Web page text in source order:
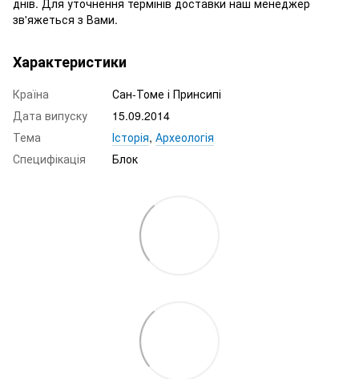
зв'яжеться з Вами.
Характеристики
Країна
Сан-Томе і Принсипі
Дата випуску
15.09.2014
Тема
Історія, Археологія
Специфікація
Блок